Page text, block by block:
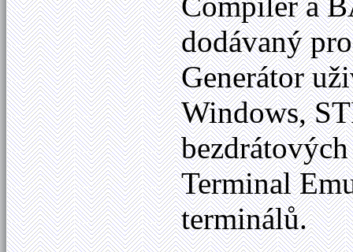
dodávaný
Generátor
Windows,
Terminal
terminálů.